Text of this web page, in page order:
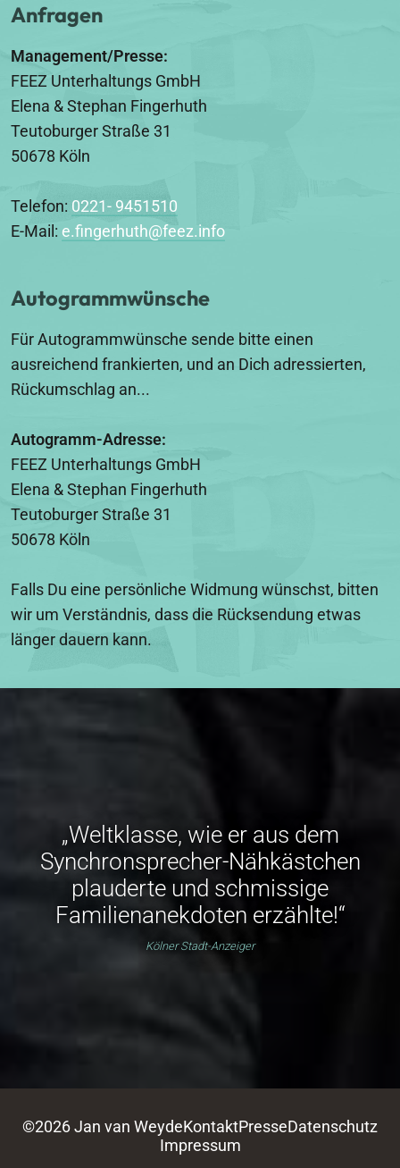
Anfragen
Management/Presse:
FEEZ Unterhaltungs GmbH
Elena & Stephan Fingerhuth
Teutoburger Straße 31
50678 Köln
Telefon: 0221- 9451510
E-Mail: e.fingerhuth@feez.info
Autogrammwünsche
Für Autogrammwünsche sende bitte einen
ausreichend frankierten, und an Dich adressierten,
Rückumschlag an...
Autogramm-Adresse:
FEEZ Unterhaltungs GmbH
Elena & Stephan Fingerhuth
Teutoburger Straße 31
50678 Köln
Falls Du eine persönliche Widmung wünschst, bitten
wir um Verständnis, dass die Rücksendung etwas
länger dauern kann.
„Weltklasse, wie er aus dem
Synchronsprecher-Nähkästchen
plauderte und schmissige
Familienanekdoten erzählte!“
Kölner Stadt-Anzeiger
©2026 Jan van WeydeKontaktPresseDatenschutz
Impressum